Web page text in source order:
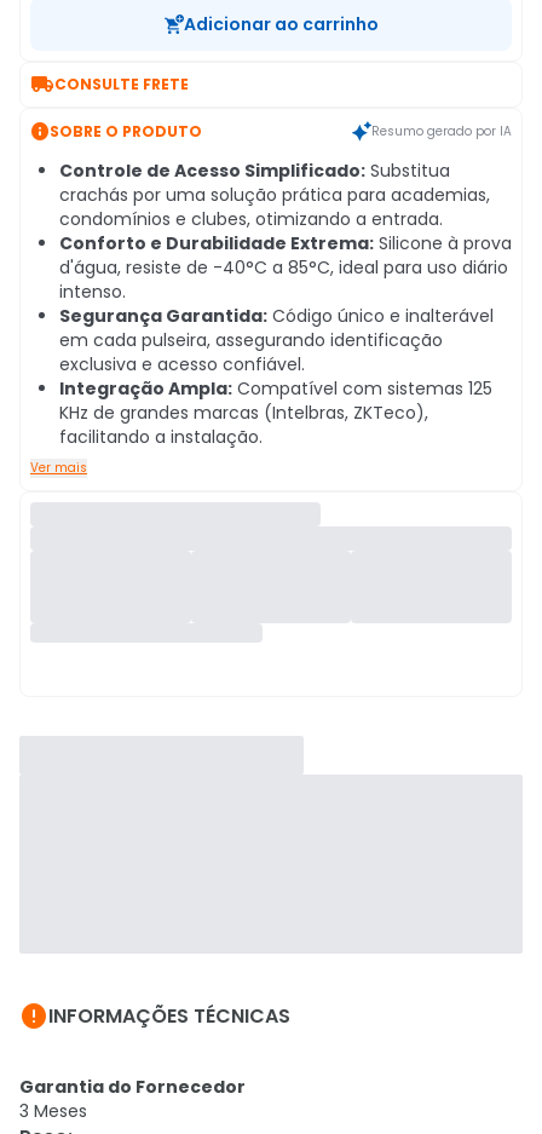
Adicionar ao carrinho
CONSULTE FRETE
SOBRE O PRODUTO Resumo gerado por IA
Controle de Acesso Simplificado: Substitua
crachás por uma solução prática para academias,
condomínios e clubes, otimizando a entrada.
Conforto e Durabilidade Extrema: Silicone à prova
d'água, resiste de -40°C a 85°C, ideal para uso diário
intenso.
Segurança Garantida: Código único e inalterável
em cada pulseira, assegurando identificação
exclusiva e acesso confiável.
Integração Ampla: Compatível com sistemas 125
KHz de grandes marcas (Intelbras, ZKTeco),
facilitando a instalação.
Ver mais
INFORMAÇÕES TÉCNICAS
Garantia do Fornecedor
3 Meses